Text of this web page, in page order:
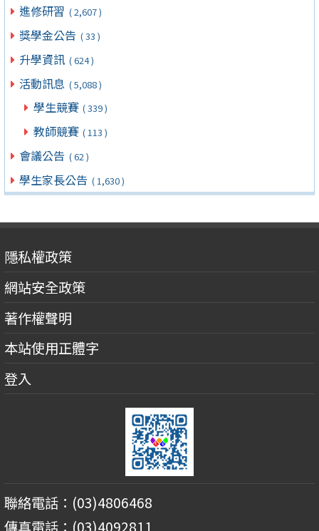
進修研習 ( 2,607 )
獎學金公告 ( 33 )
升學資訊 ( 624 )
活動訊息 ( 5,088 )
學生競賽 ( 339 )
教師競賽 ( 113 )
會議公告 ( 62 )
學生家長公告 ( 1,630 )
隱私權政策
網站安全政策
著作權聲明
本站使用正體字
登入
聯絡電話：(03)4806468
傳真電話：(03)4092811